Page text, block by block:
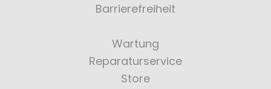
Barrierefreiheit
Wartung
Reparaturservice
Store